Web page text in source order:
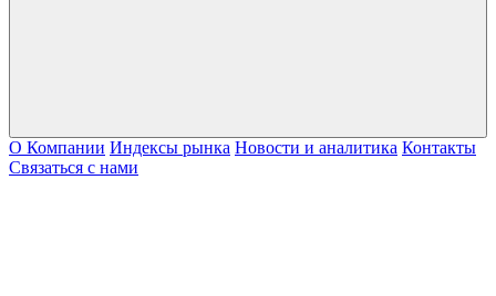
О Компании Индексы рынка Новости и аналитика Контакты
Связаться с нами